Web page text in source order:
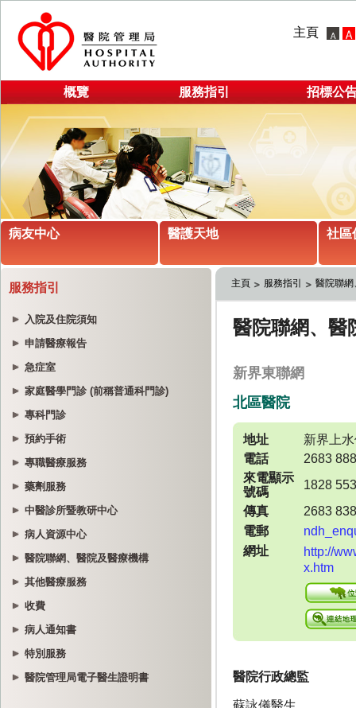
主頁
概覽 服務指引 招標公
病友中心 醫護天地 社區
服務指引
入院及住院須知
申請醫療報告
急症室
家庭醫學門診 (前稱普通科門診)
專科門診
預約手術
專職醫療服務
藥劑服務
中醫診所暨教研中心
病人資源中心
醫院聯網、醫院及醫療機構
其他醫療服務
收費
病人通知書
特別服務
醫院管理局電子醫生證明書
主頁 服務指引 醫院聯網